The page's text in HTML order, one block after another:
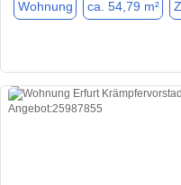
Wohnung ca. 54,79 m²